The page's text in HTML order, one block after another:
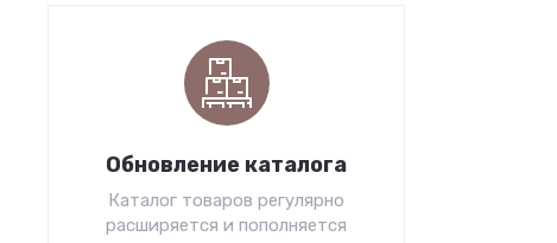
Обновление каталога
Каталог товаров регулярно
расширяется и пополняется